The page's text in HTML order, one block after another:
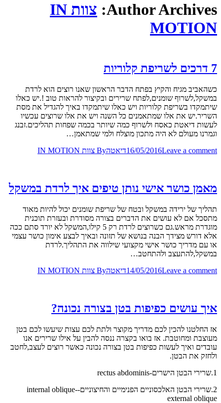
Author Archives:
צוות IN
MOTION
7 דרכים לשריפת קלוריות
כשהאביב מגיח והקיץ בפתח הדבר הראשון שאנו רוצים הוא לרדת
במשקל,לשרוף שומנים,לפתח שרירים ובקיצור להראות טוב !.יש כאלו
שיתמקדו בשריפת קלוריות ויש כאלו שיתמקדו באיך להגדיל את מסת
השריר.יש את אלו שמתאמנים כל השנה ויש את אלו שרוצים עכשיו
לעשות דיאטת כאסח ולשרוף כמה שיותר בכמה שפחות תהליכים.זבנג
וגמרנו מעולם לא היה מתכון מוצלח ולמי שמתאמן…
16/05/2016Leave a comment דיאטהBy צוות IN MOTION
מאמן כושר אישי נותן טיפים איך לרדת במשקל
תהליך של ירידה במשקל ובטח של שריפת שומנים יכול להיות מאוד
מתסכל אם לא עושים את הדברים בצורה מסודרת ובעזרת תוכנית
מוגדרת מראש.גם כשרוצים לרדת רק 5 קילו,המשקל לא יורד סתם ככה
אלא דורש מצידך הבנה בנושא של תזונה ובאיך לבצע אימון כושר עצמי
או עם מדריך כושר אישי מקצועי שילווה את התהליך.לרדת
במשקל,להתעצב ולהתחטב…
14/05/2016Leave a comment דיאטהBy צוות IN MOTION
איך עושים כפיפות בטן בצורה נכונה?
אז החלטנו להכין לכם מדריך מקוצר ולתת לכם עצות שיעשו לכם בטן
מעוצבת ומחוטבת. אז בואו בקצרה ננסה להבין על אילו שרירים אנו
עובדים ואיך לעשות כפיפות בטן בצורה נכונה כאשר רוצים לעצב,לחטב
ולחזק את הבטן.
1.שרירי הבטן הישרים-rectus abdominis
2.שרירי הבטן האלכסוניים הפנימיים והחיצוניים-internal oblique-
external oblique